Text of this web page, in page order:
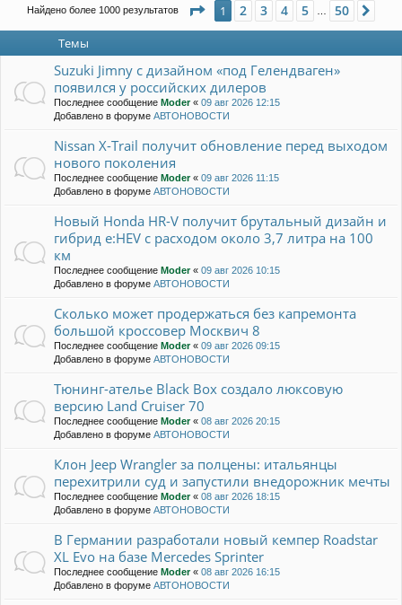
Найдено более 1000 результатов Страница из 50
1 2 3 4 5 50
Темы
Suzuki Jimny с дизайном «под Гелендваген»
появился у российских дилеров
Последнее сообщение Moder« 09 авг 2026 12:15
Добавлено в форуме АВТОНОВОСТИ
Nissan X-Trail получит обновление перед выходом
нового поколения
Последнее сообщение Moder« 09 авг 2026 11:15
Добавлено в форуме АВТОНОВОСТИ
Новый Honda HR-V получит брутальный дизайн и
гибрид e:HEV с расходом около 3,7 литра на 100
км
Последнее сообщение Moder« 09 авг 2026 10:15
Добавлено в форуме АВТОНОВОСТИ
Сколько может продержаться без капремонта
большой кроссовер Москвич 8
Последнее сообщение Moder« 09 авг 2026 09:15
Добавлено в форуме АВТОНОВОСТИ
Тюнинг-ателье Black Box создало люксовую
версию Land Cruiser 70
Последнее сообщение Moder« 08 авг 2026 20:15
Добавлено в форуме АВТОНОВОСТИ
Клон Jeep Wrangler за полцены: итальянцы
перехитрили суд и запустили внедорожник мечты
Последнее сообщение Moder« 08 авг 2026 18:15
Добавлено в форуме АВТОНОВОСТИ
В Германии разработали новый кемпер Roadstar
XL Evo на базе Mercedes Sprinter
Последнее сообщение Moder« 08 авг 2026 16:15
Добавлено в форуме АВТОНОВОСТИ